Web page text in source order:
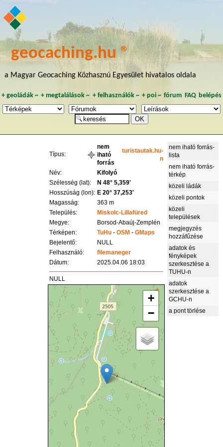
geocaching.hu ®
a Magyar Geocaching Közhasznú Egyesület hivatalos oldala
+ geoládák~ +megtalálások ~ + felhasználók~ + poi~ fórum FAQ belépés
Típus:
nem
iható
forrás
turistautak.hu-
n
Név:
Kifolyó
Szélesség (lat):
N 48° 5,359'
Hosszúság (lon): E 20° 37,253'
Magasság:
363 m
Település:
Miskolc-Lillafüred
Megye:
Borsod-Abaúj-Zemplén
Térképen:
TuHu -OSM -GMaps
Bejelentő:
NULL
Felhasználó:
filemaneger
Dátum:
2025.04.06 18:03
NULL
+
−
nem iható forrás-
lista
nem iható forrás-
térkép
közeli ládák
közeli pontok
közeli
települések
megjegyzés
hozzáfűzése
adatok és
fényképek
szerkesztése a
TUHU-n
adatok
szerkesztése a
GCHU-n
a pont törlése